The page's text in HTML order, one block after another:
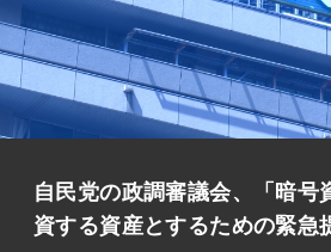
自民党の政調審議会、「暗号
資する資産とするための緊急